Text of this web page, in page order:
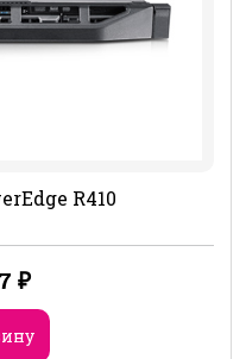
R410
₽